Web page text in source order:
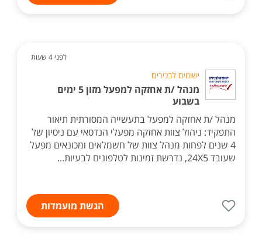
לפני 4 שעות
ישומים לבכירים
מנהל /ת אחזקה למפעל מזון 5 ימים
בשבוע
מנהל /ת אחזקה למפעל בתעשייה המסורתית תיאור
התפקיד: ניהול צוות אחזקה מפעלי הנדסאי עם ניסיון של
4 שנים לפחות מנהל צוות של חשמלאים ומכונאים מפעל
שעובד 24X5, נדרשת זמינות לטלפונים לבעיות...
הגשת מועמדות